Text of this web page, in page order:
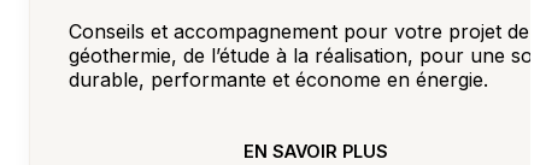
Conseils et accompagnement pour votre projet de
géothermie, de l’étude à la réalisation, pour une
durable, performante et économe en énergie.
EN SAVOIR PLUS